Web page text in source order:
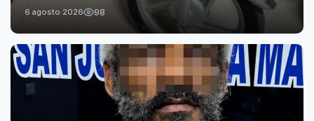
6 agosto 2026 98